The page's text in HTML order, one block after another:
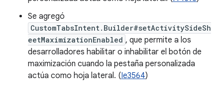
Se agregó
CustomTabsIntent.Builder#setActivitySideSh
eetMaximizationEnabled , que permite a los
desarrolladores habilitar o inhabilitar el botón de
maximización cuando la pestaña personalizada
actúa como hoja lateral. (Ie3564)